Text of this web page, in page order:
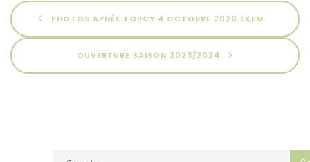
PHOTOS APNÉE TORCY 4 OCTOBRE 2020 EXEMPLAIRE
OUVERTURE SAISON 2023/2024